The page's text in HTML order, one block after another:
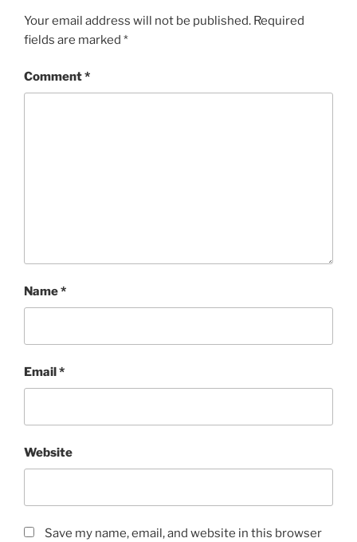
Your email address will not be published. Required
fields are marked *
Comment*
Name*
Email*
Website
Save my name, email, and website in this browser